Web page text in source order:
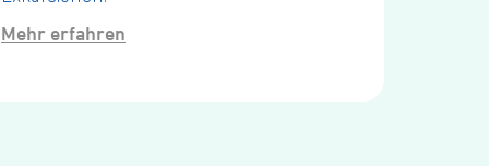
Mehr erfahren